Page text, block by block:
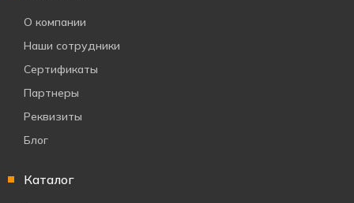
О компании
Наши сотрудники
Сертификаты
Партнеры
Реквизиты
Блог
Каталог